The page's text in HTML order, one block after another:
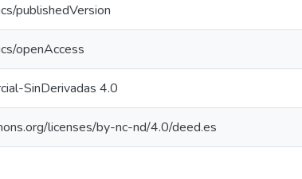
publishedVersion
openAccess
SinDerivadas 4.0
licenses/by-nc-nd/4.0/deed.es